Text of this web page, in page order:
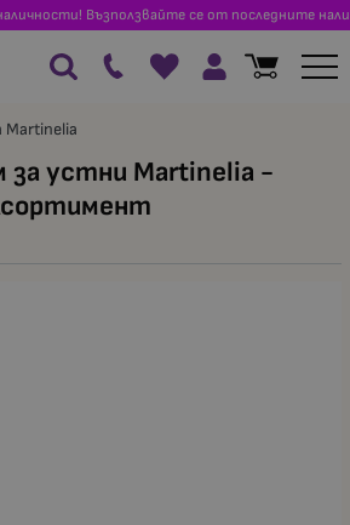
Възползвайте се от последните
Martinelia
за устни Martinelia -